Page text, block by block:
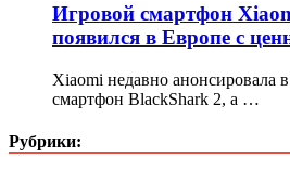
Игровой смартфон
появился в Европе с
Xiaomi недавно анонсировала
смартфон BlackShark 2, а …
Рубрики: